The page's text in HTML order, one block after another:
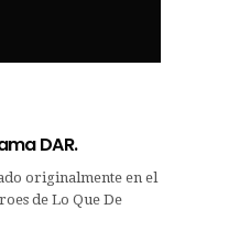
DAR.
originalmente en el
de Lo Que De